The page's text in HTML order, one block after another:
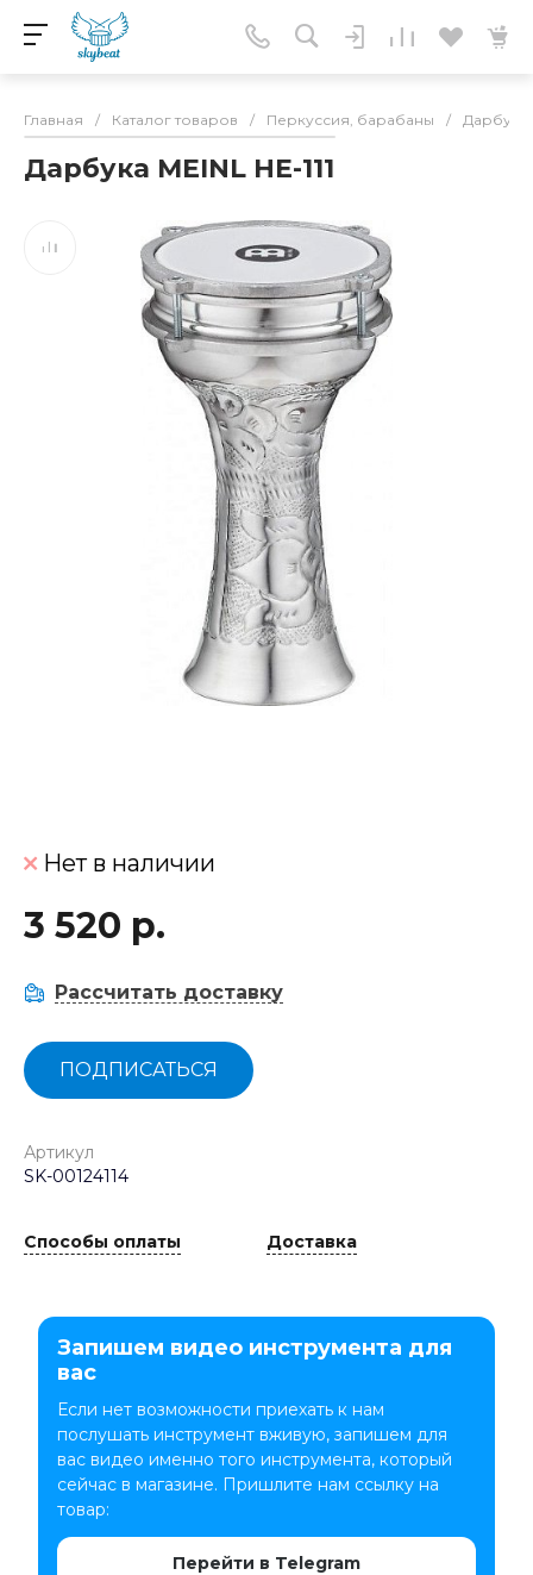
Главная / Каталог товаров / Перкуссия, барабаны /
Дарбука MEINL HE-111
Нет в наличии
3 520 р.
Рассчитать доставку
ПОДПИСАТЬСЯ
Артикул
SK-00124114
Способы оплаты Доставка
Запишем видео инструмента для
вас
Если нет возможности приехать к нам
послушать инструмент вживую, запишем для
вас видео именно того инструмента, который
сейчас в магазине. Пришлите нам ссылку на
товар:
Перейти в Telegram